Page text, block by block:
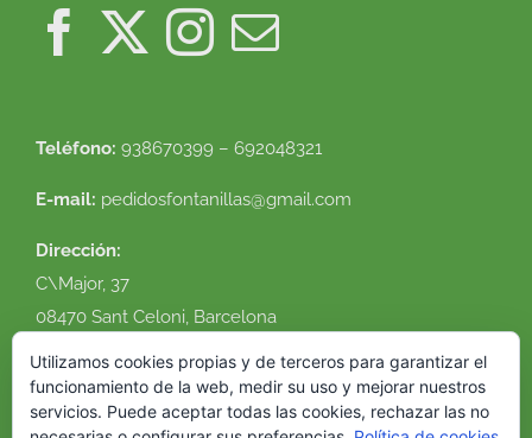
Teléfono: 938670399 – 692048321
E-mail: pedidosfontanillas@gmail.com
Dirección:
C\Major, 37
08470 Sant Celoni, Barcelona
Ver en google maps
Utilizamos cookies propias y de terceros para garantizar el
funcionamiento de la web, medir su uso y mejorar nuestros
servicios. Puede aceptar todas las cookies, rechazar las no